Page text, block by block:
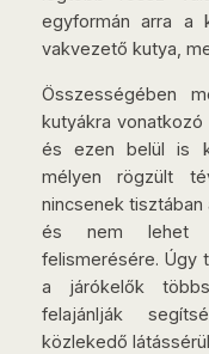
egyformán arra a
vakvezető kutya,
Összességében
kutyákra
és ezen belül is
mélyen rögzült
nincsenek
és nem lehet
felismerésére. Úgy
a járókelők
felajánlják
közlekedő